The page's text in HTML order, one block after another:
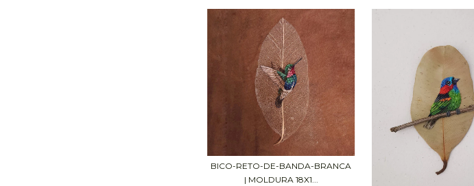
BICO-RETO-DE-BANDA-BRANCA
| MOLDURA 18X1...